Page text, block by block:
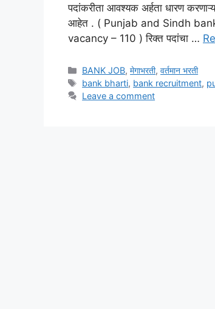
पदांकरीता आवश्यक अर्हता धारण
आहेत . ( Punjab and Sindh
vacancy – 110 ) रिक्त पदांचा …
Categories
BANK JOB,मेगाभरती,वर्तमान भरती
Tags
bank bharti, bank recruitment,
Leave a comment